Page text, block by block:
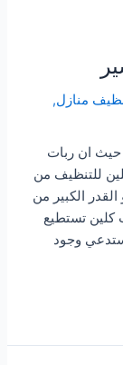
منازل,
شركة تنظيفات فى محايل عسير 0533413281 حيث ان ربات
للتنظيف من
الكبير من
كلين تستطيع
وجود